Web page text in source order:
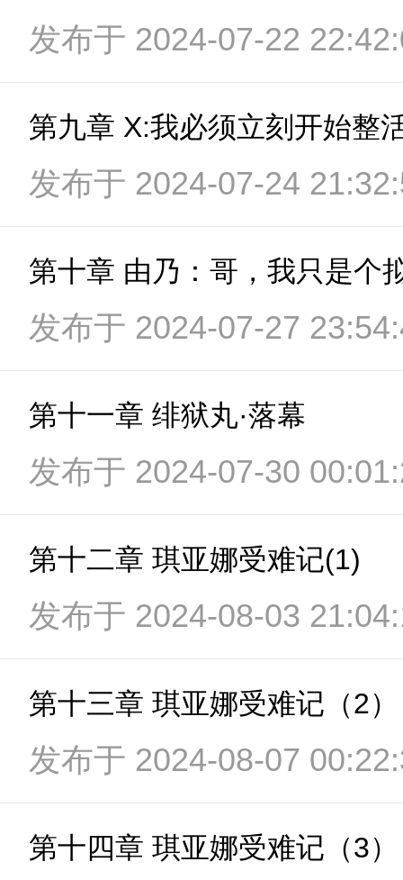
发布于 2024-07-22
第九章 X:我必须立刻开始整
发布于 2024-07-24
发布于 2024-07-27
第十一章 绯狱丸·落幕
发布于 2024-07-30
第十二章 琪亚娜受难记(1)
发布于 2024-08-03
第十三章 琪亚娜受难记（2）
发布于 2024-08-07
第十四章 琪亚娜受难记（3）